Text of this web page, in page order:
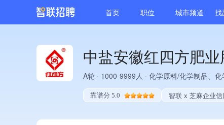
首页 职位 城市频道 找
中盐安徽红四方肥
A轮 · 1000-9999人 · 化学原料/化学制品、
靠谱分 5.0 智联 x 芝麻企业